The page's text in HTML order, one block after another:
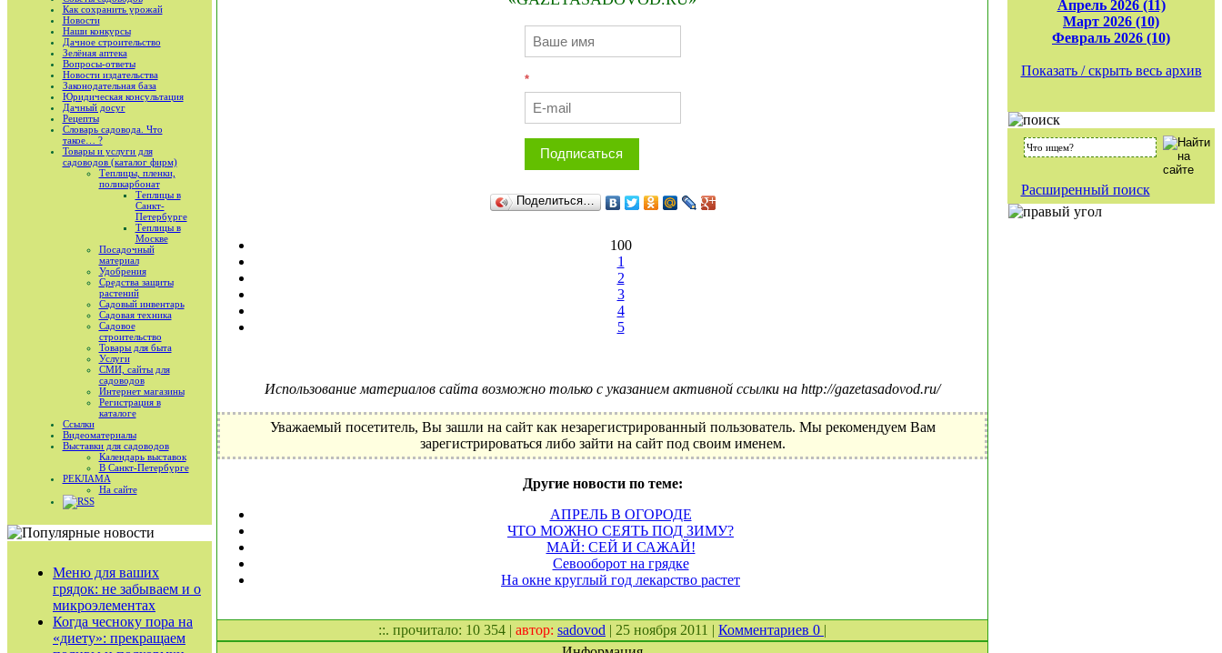
Как сохранить урожай
Новости
Наши конкурсы
Дачное строительство
Зелёная аптека
Вопросы-ответы
Новости издательства
Законодательная база
Юридическая консультация
Дачный досуг
Рецепты
Словарь садовода. Что
такое… ?
Товары и услуги для
садоводов (каталог фирм)
Теплицы, пленки,
поликарбонат
Теплицы в
Санкт-
Петербурге
Теплицы в
Москве
Посадочный
материал
Удобрения
Средства защиты
растений
Садовый инвентарь
Садовая техника
Садовое
строительство
Товары для быта
Услуги
СМИ, сайты для
садоводов
Интернет магазины
Регистрация в
каталоге
Ссылки
Видеоматериалы
Выставки для садоводов
Календарь выставок
В Санкт-Петербурге
РЕКЛАМА
На сайте
RSS
Меню для ваших
грядок: не забываем и о
микроэлементах
Когда чесноку пора на
«диету»: прекращаем
*
Подписаться
Поделиться…
100
1
2
3
4
5
Использование материалов сайта возможно только с указанием активной ссылки на http://gazetasadovod.ru/
Уважаемый посетитель, Вы зашли на сайт как незарегистрированный пользователь. Мы рекомендуем Вам
зарегистрироваться либо зайти на сайт под своим именем.
Другие новости по теме:
АПРЕЛЬ В ОГОРОДЕ
ЧТО МОЖНО СЕЯТЬ ПОД ЗИМУ?
МАЙ: СЕЙ И САЖАЙ!
Севооборот на грядке
На окне круглый год лекарство растет
::. прочитало: 10 354 | автор: sadovod | 25 ноября 2011 | Комментариев 0 |
Апрель 2026 (11)
Март 2026 (10)
Февраль 2026 (10)
Показать / скрыть весь архив
Расширенный поиск